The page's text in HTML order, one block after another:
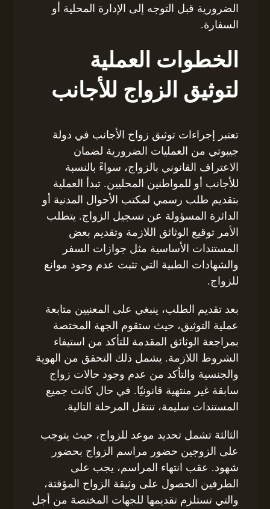
الضرورية قبل التوجه إلى الإدارة المحلية أو
السفارة.
الخطوات العملية
لتوثيق الزواج للأجانب
تعتبر إجراءات توثيق زواج الأجانب في دولة
جيبوتي من العمليات الضرورية لضمان
الاعتراف القانوني بالزواج، سواءً بالنسبة
للأجانب أو للمواطنين المحليين. تبدأ العملية
بتقديم طلب رسمي لمكتب الأحوال المدنية أو
الدائرة المسؤولة عن تسجيل الزواج. يتطلب
الأمر توقيع الوثائق اللازمة وتقديم بعض
المستندات الأساسية مثل جوازات السفر
والشهادات الطبية التي تثبت عدم وجود موانع
للزواج.
بعد تقديم الطلب، ينبغي على المعنيين متابعة
عملية التوثيق، حيث ستقوم الجهة المختصة
بمراجعة الوثائق المقدمة للتأكد من استيفاء
الشروط اللازمة. يشمل ذلك التحقق من الهوية
والجنسية والتأكد من عدم وجود حالات زواج
سابقة غير منتهية قانونيًا. في حال كانت جميع
المستندات سليمة، تنتقل المرحلة التالية.
الثالثة تشمل تحديد موعد للزواج، حيث يتوجب
على الزوجين حضور مراسم الزواج بحضور
شهود. عقب انتهاء المراسم، يجب على
الطرفين الحصول على وثيقة الزواج المؤقتة،
والتي تستلزم تقديمها للجهات المختصة من أجل